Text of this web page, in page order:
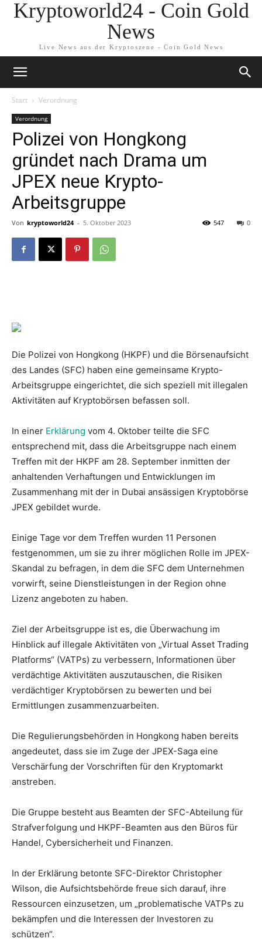
Kryptoworld24 - Coin Gold
News
Live News aus der Kryptoszene - Coin Gold News
Start Verordnung
Verordnung
Polizei von Hongkong
gründet nach Drama um
JPEX neue Krypto-
Arbeitsgruppe
Von kryptoworld24 - 5. Oktober 2023 0
547
Die Polizei von Hongkong (HKPF) und die Börsenaufsicht
des Landes (SFC) haben eine gemeinsame Krypto-
Arbeitsgruppe eingerichtet, die sich speziell mit illegalen
Aktivitäten auf Kryptobörsen befassen soll.
In einer Erklärung vom 4. Oktober teilte die SFC
entsprechend mit, dass die Arbeitsgruppe nach einem
Treffen mit der HKPF am 28. September inmitten der
anhaltenden Verhaftungen und Entwicklungen im
Zusammenhang mit der in Dubai ansässigen Kryptobörse
JPEX gebildet wurde.
Einige Tage vor dem Treffen wurden 11 Personen
festgenommen, um sie zu ihrer möglichen Rolle im JPEX-
Skandal zu befragen, in dem die SFC dem Unternehmen
vorwirft, seine Dienstleistungen in der Region ohne
Lizenz angeboten zu haben.
Ziel der Arbeitsgruppe ist es, die Überwachung im
Hinblick auf illegale Aktivitäten von „Virtual Asset Trading
Platforms“ (VATPs) zu verbessern, Informationen über
verdächtige Aktivitäten auszutauschen, die Risiken
verdächtiger Kryptobörsen zu bewerten und bei
Ermittlungen zusammenzuarbeiten.
Die Regulierungsbehörden in Hongkong haben bereits
angedeutet, dass sie im Zuge der JPEX-Saga eine
Verschärfung der Vorschriften für den Kryptomarkt
anstreben.
Die Gruppe besteht aus Beamten der SFC-Abteilung für
Strafverfolgung und HKPF-Beamten aus den Büros für
Handel, Cybersicherheit und Finanzen.
In der Erklärung betonte SFC-Direktor Christopher
Wilson, die Aufsichtsbehörde freue sich darauf, ihre
Ressourcen einzusetzen, um „problematische VATPs zu
bekämpfen und die Interessen der Investoren zu
schützen“.